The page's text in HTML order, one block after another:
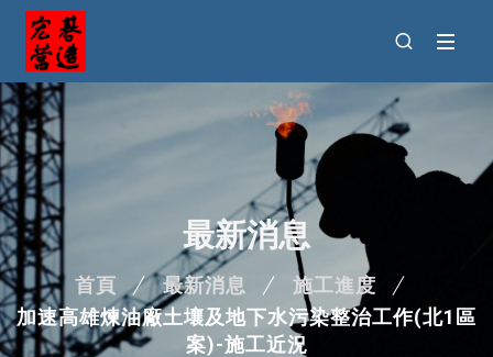
最新消息
首頁 最新消息
施工進度
加速高雄煉油廠土壤及地下水污染整治工作(北1區
案)-施工近況